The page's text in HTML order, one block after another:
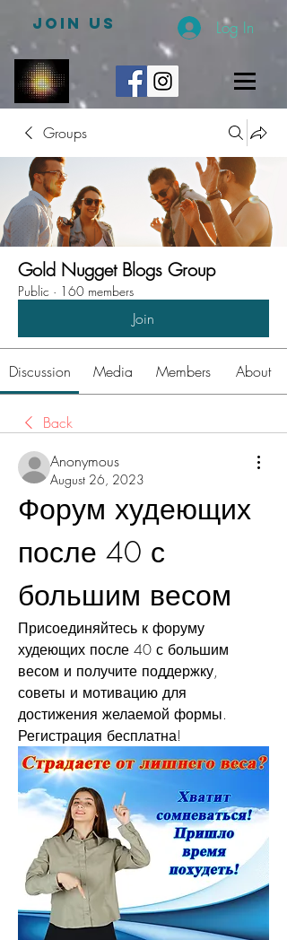
JOIN US Log In
Groups
Gold Nugget Blogs Group
Public · 160 members
Join
Discussion Media Members About
Back
Anonymous
August 26, 2023
Форум худеющих
после 40 с
большим весом
Присоединяйтесь к форуму
худеющих после 40 с большим
весом и получите поддержку,
советы и мотивацию для
достижения желаемой формы.
Регистрация бесплатна!